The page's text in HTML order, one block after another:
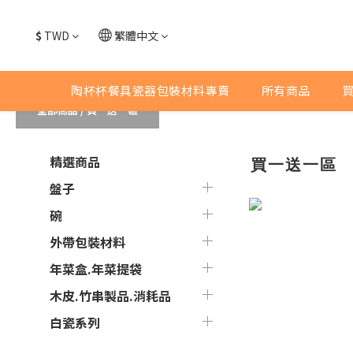
$ TWD 繁體中文
陶杯杯餐具瓷器包裝材料專賣 所有商品
全部商品/買一送一區
精選商品
盤子
碗
外帶包裝材料
年菜盒.年菜提袋
木皮.竹串製品.消耗品
白瓷系列
買一送一區